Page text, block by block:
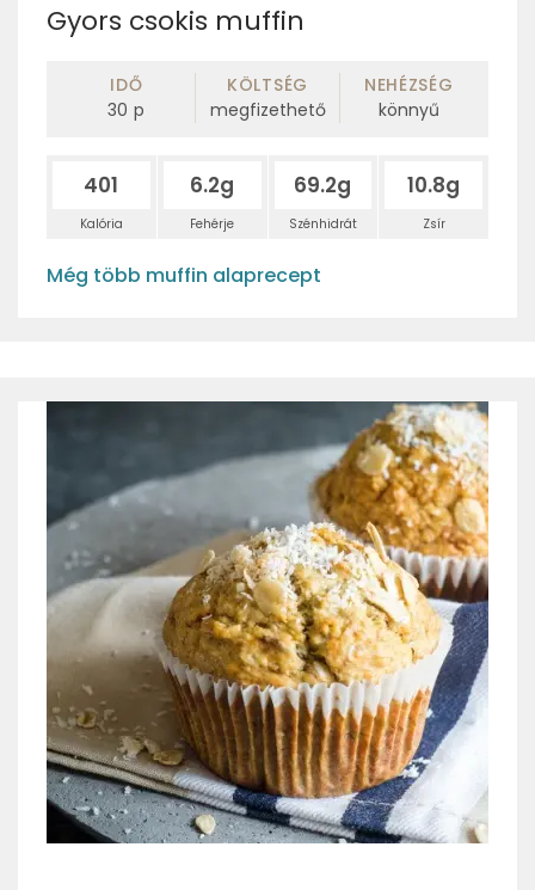
Gyors csokis muffin
IDŐ
30 p
KÖLTSÉG
megfizethető
NEHÉZSÉG
könnyű
401
Kalória
6.2g
Fehérje
69.2g
Szénhidrát
10.8g
Zsír
Még több muffin alaprecept